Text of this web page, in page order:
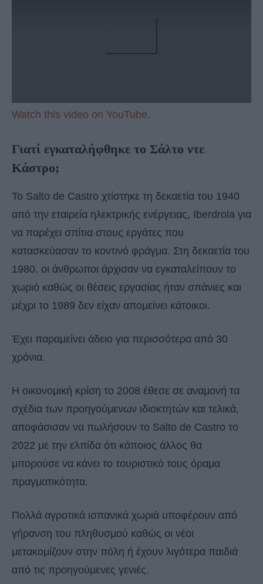
Watch this video on YouTube.
Γιατί εγκαταλήφθηκε το Σάλτο ντε
Κάστρο;
Το Salto de Castro χτίστηκε τη δεκαετία του 1940
από την εταιρεία ηλεκτρικής ενέργειας, Iberdrola για
να παρέχει σπίτια στους εργάτες που
κατασκεύασαν το κοντινό φράγμα. Στη δεκαετία του
1980, οι άνθρωποι άρχισαν να εγκαταλείπουν το
χωριό καθώς οι θέσεις εργασίας ήταν σπάνιες και
μέχρι το 1989 δεν είχαν απομείνει κάτοικοι.
Έχει παραμείνει άδειο για περισσότερα από 30
χρόνια.
Η οικονομική κρίση το 2008 έθεσε σε αναμονή τα
σχέδια των προηγούμενων ιδιοκτητών και τελικά,
αποφάσισαν να πωλήσουν το Salto de Castro το
2022 με την ελπίδα ότι κάποιος άλλος θα
μπορούσε να κάνει το τουριστικό τους όραμα
πραγματικότητα.
Πολλά αγροτικά ισπανικά χωριά υποφέρουν από
γήρανση του πληθυσμού καθώς οι νέοι
μετακομίζουν στην πόλη ή έχουν λιγότερα παιδιά
από τις προηγούμενες γενιές.